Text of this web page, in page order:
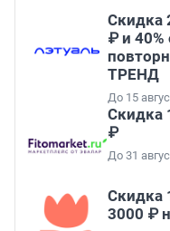
Скидка
₽ и
ТРЕНД
До 15
Скидка
₽
До 31
Скидка
3000 ₽